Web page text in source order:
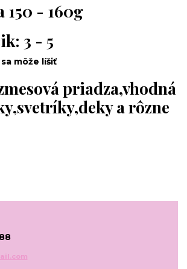
150 - 160g
3 - 5
môže líšiť
priadza,vhodná
a rôzne